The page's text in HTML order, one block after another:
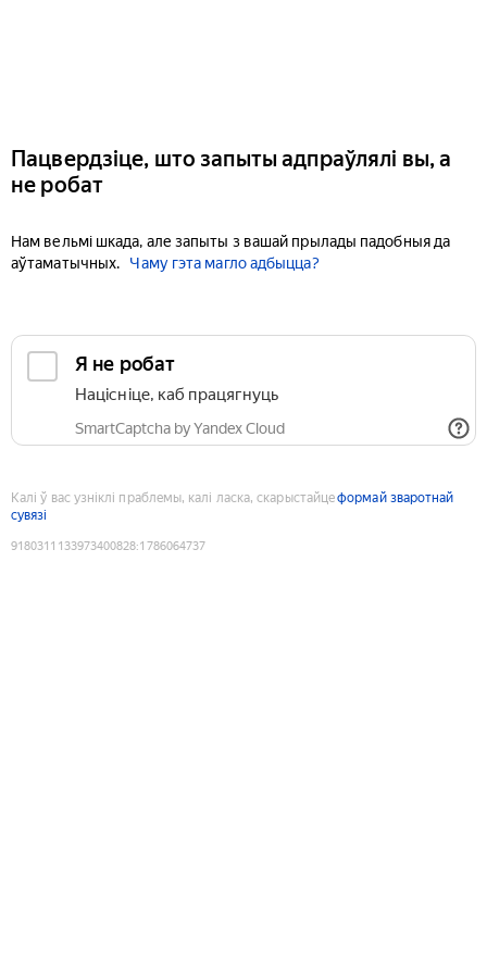
Пацвердзіце, што запыты адпраўлялі вы, а
не робат
Нам вельмі шкада, але запыты з вашай прылады падобныя да
аўтаматычных.
Чаму гэта магло адбыцца?
Я не робат
Націсніце, каб працягнуць
SmartCaptcha by Yandex Cloud
Калі ў вас узніклі праблемы, калі ласка, скарыстайцеформай зваротнай
сувязі
9180311133973400828:1786064737